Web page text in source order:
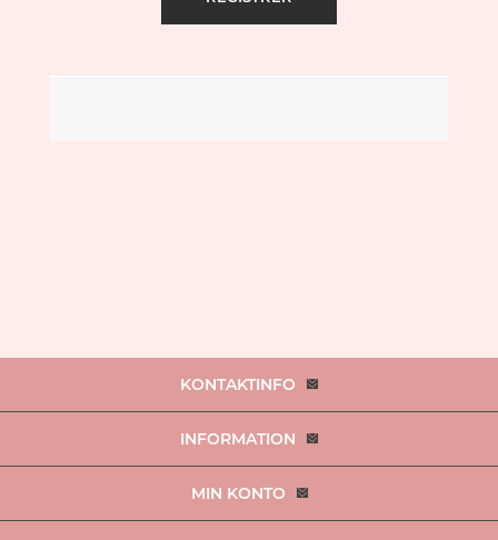
KONTAKTINFO
INFORMATION
MIN KONTO